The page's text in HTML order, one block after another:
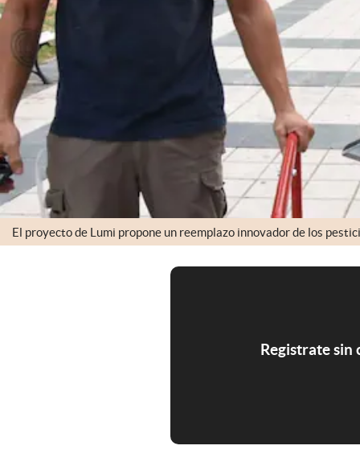
El proyecto de Lumi propone un reemplazo innovador de los
Registrate sin